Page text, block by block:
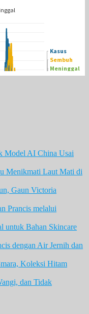
Model AI China Usai
Menikmati Laut Mati di
Gaun Victoria
Prancis melalui
untuk Bahan Skincare
dengan Air Jernih dan
Koleksi Hitam
dan Tidak